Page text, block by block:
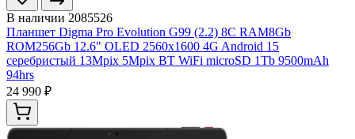
В наличии 2085526
Планшет Digma Pro Evolution G99 (2.2) 8C RAM8Gb
ROM256Gb 12.6" OLED 2560x1600 4G Android 15
серебристый 13Mpix 5Mpix BT WiFi microSD 1Tb 9500mAh
94hrs
24 990 ₽